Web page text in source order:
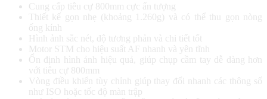
Cung cấp tiêu cự 800mm cực ấn tượng
Thiết kế gọn nhẹ (khoảng 1.260g) và có thể thu gọn nòng
ống kính
Hình ảnh sắc nét, độ tương phản và chi tiết tốt
Motor STM cho hiệu suất AF nhanh và yên tĩnh
Ổn định hình ảnh hiệu quả, giúp chụp cầm tay dễ dàng hơn
với tiêu cự 800mm
Vòng điều khiển tùy chỉnh giúp thay đổi nhanh các thông số
như ISO hoặc tốc độ màn trập